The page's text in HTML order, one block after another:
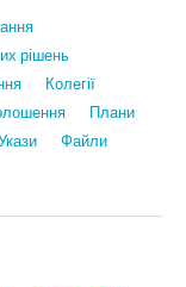
рішень
Колегії
Плани
Файли